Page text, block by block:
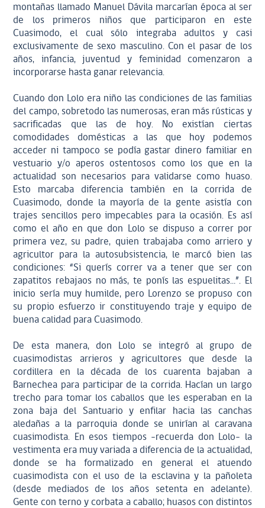
montañas llamado Manuel Dávila marcarían época al ser
de los primeros niños que participaron en este
Cuasimodo, el cual sólo integraba adultos y casi
exclusivamente de sexo masculino. Con el pasar de los
años, infancia, juventud y feminidad comenzaron a
incorporarse hasta ganar relevancia.
Cuando don Lolo era niño las condiciones de las familias
del campo, sobretodo las numerosas, eran más rústicas y
sacrificadas que las de hoy. No existían ciertas
comodidades domésticas a las que hoy podemos
acceder ni tampoco se podía gastar dinero familiar en
vestuario y/o aperos ostentosos como los que en la
actualidad son necesarios para validarse como huaso.
Esto marcaba diferencia también en la corrida de
Cuasimodo, donde la mayoría de la gente asistía con
trajes sencillos pero impecables para la ocasión. Es así
como el año en que don Lolo se dispuso a correr por
primera vez, su padre, quien trabajaba como arriero y
agricultor para la autosubsistencia, le marcó bien las
condiciones: “Si querís correr va a tener que ser con
zapatitos rebajaos no más, te ponís las espuelitas…”. El
inicio sería muy humilde, pero Lorenzo se propuso con
su propio esfuerzo ir constituyendo traje y equipo de
buena calidad para Cuasimodo.
De esta manera, don Lolo se integró al grupo de
cuasimodistas arrieros y agricultores que desde la
cordillera en la década de los cuarenta bajaban a
Barnechea para participar de la corrida. Hacían un largo
trecho para tomar los caballos que les esperaban en la
zona baja del Santuario y enfilar hacia las canchas
aledañas a la parroquia donde se unirían al caravana
cuasimodista. En esos tiempos –recuerda don Lolo– la
vestimenta era muy variada a diferencia de la actualidad,
donde se ha formalizado en general el atuendo
cuasimodista con el uso de la esclavina y la pañoleta
(desde mediados de los años setenta en adelante).
Gente con terno y corbata a caballo; huasos con distintos